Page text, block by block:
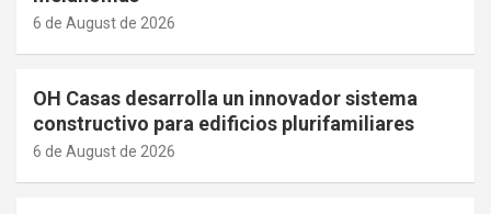
6 de August de 2026
OH Casas desarrolla un innovador sistema
constructivo para edificios plurifamiliares
6 de August de 2026